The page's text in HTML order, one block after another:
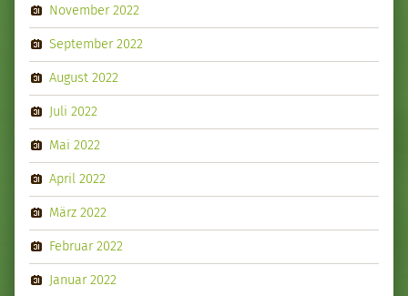
November 2022
September 2022
August 2022
Juli 2022
Mai 2022
April 2022
März 2022
Februar 2022
Januar 2022